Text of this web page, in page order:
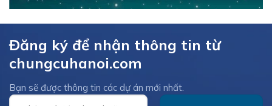
Đăng ký để nhận thông tin từ
chungcuhanoi.com
Bạn sẽ được thông tin các dự án mới nhất.